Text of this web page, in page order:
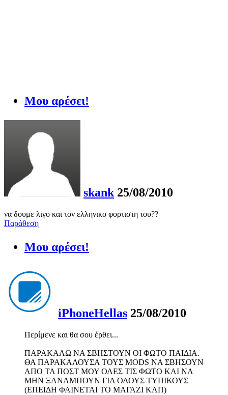
Μου αρέσει!
skank 25/08/2010
να δουμε λιγο και τον ελληνικο φορτιστη του??
Παράθεση
Μου αρέσει!
iPhoneHellas 25/08/2010
Περίμενε και θα σου έρθει...
ΠΑΡΑΚΑΛΩ ΝΑ ΣΒΗΣΤΟΥΝ ΟΙ ΦΩΤΟ ΠΑΙΔΙΑ.
ΘΑ ΠΑΡΑΚΑΛΟΥΣΑ ΤΟΥΣ MODS ΝΑ ΣΒΗΣΟΥΝ
ΑΠΟ ΤΑ ΠΟΣΤ ΜΟΥ ΟΛΕΣ ΤΙΣ ΦΩΤΟ ΚΑΙ ΝΑ
ΜΗΝ ΞΑΝΑΜΠΟΥΝ ΓΙΑ ΟΛΟΥΣ ΤΥΠΙΚΟΥΣ
(ΕΠΕΙΔΗ ΦΑΙΝΕΤΑΙ ΤΟ ΜΑΓΑΖΙ ΚΛΠ)